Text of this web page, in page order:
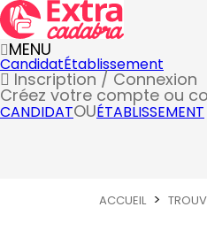
MENU
CandidatÉtablissement
Inscription / Connexion
Créez votre compte ou
CANDIDATOUÉTABLISSEMENT
ACCUEIL